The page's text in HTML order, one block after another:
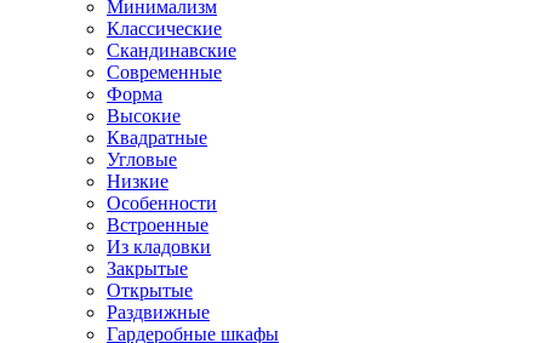
Минимализм
Классические
Скандинавские
Современные
Форма
Высокие
Квадратные
Угловые
Низкие
Особенности
Встроенные
Из кладовки
Закрытые
Открытые
Раздвижные
Гардеробные шкафы